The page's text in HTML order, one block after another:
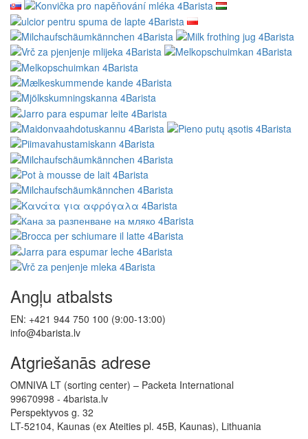
Angļu atbalsts
EN: +421 944 750 100 (9:00-13:00)
info@4barista.lv
Atgriešanās adrese
OMNIVA LT (sorting center) – Packeta International
99670998 - 4barista.lv
Perspektyvos g. 32
LT-52104, Kaunas (ex Ateities pl. 45B, Kaunas), Lithuania